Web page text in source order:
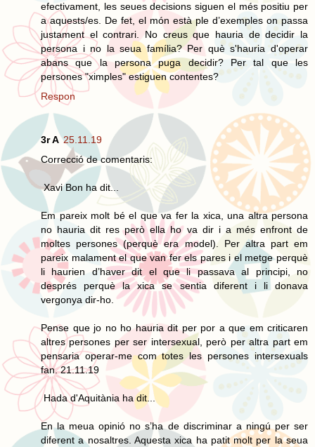
efectivament, les seues decisions siguen el més positiu per
a aquests/es. De fet, el món està ple d’exemples on passa
justament el contrari. No creus que hauria de decidir la
persona i no la seua família? Per què s'hauria d'operar
abans que la persona puga decidir? Per tal que les
persones "ximples" estiguen contentes?
Respon
3r A 25.11.19
Correcció de comentaris:
Xavi Bon ha dit...
Em pareix molt bé el que va fer la xica, una altra persona
no hauria dit res però ella ho va dir i a més enfront de
moltes persones (perquè era model). Per altra part em
pareix malament el que van fer els pares i el metge perquè
li haurien d’haver dit el que li passava al principi, no
després perquè la xica se sentia diferent i li donava
vergonya dir-ho.
Pense que jo no ho hauria dit per por a que em criticaren
altres persones per ser intersexual, però per altra part em
pensaria operar-me com totes les persones intersexuals
fan. 21.11.19
Hada d'Aquitània ha dit...
En la meua opinió no s’ha de discriminar a ningú per ser
diferent a nosaltres. Aquesta xica ha patit molt per la seua